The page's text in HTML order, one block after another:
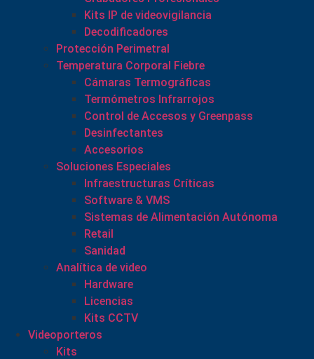
Kits IP de videovigilancia
Decodificadores
Protección Perimetral
Temperatura Corporal Fiebre
Cámaras Termográficas
Termómetros Infrarrojos
Control de Accesos y Greenpass
Desinfectantes
Accesorios
Soluciones Especiales
Infraestructuras Críticas
Software & VMS
Sistemas de Alimentación Autónoma
Retail
Sanidad
Analítica de video
Hardware
Licencias
Kits CCTV
Videoporteros
Kits